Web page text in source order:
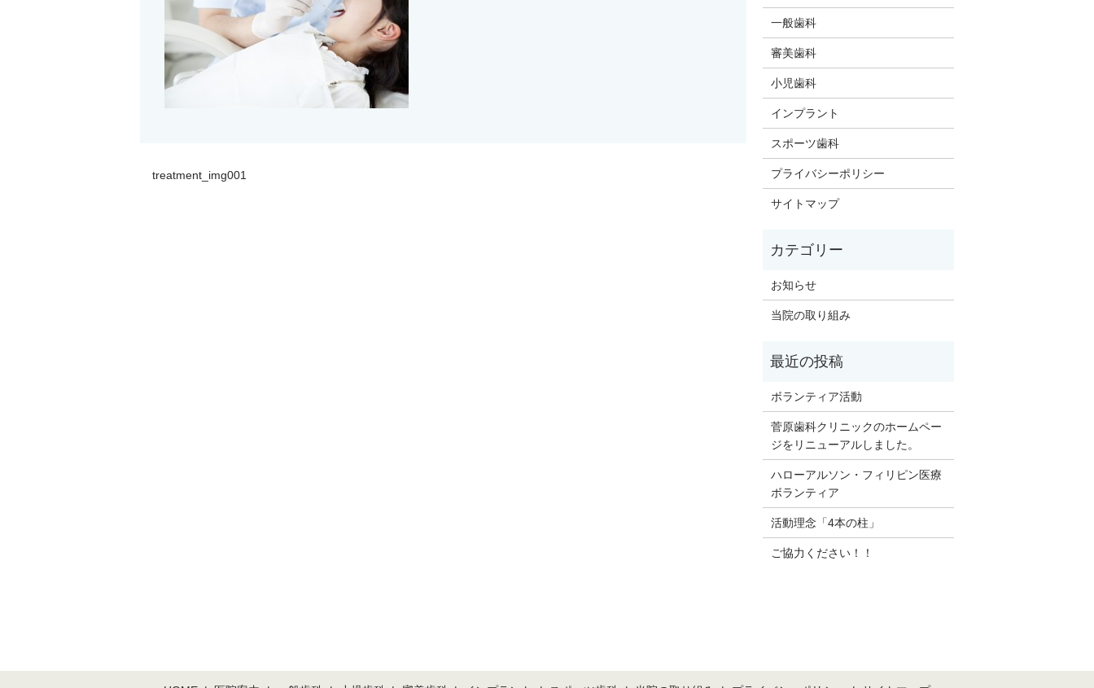
treatment_img001
一般歯科
審美歯科
小児歯科
インプラント
スポーツ歯科
プライバシーポリシー
サイトマップ
お知らせ
当院の取り組み
ボランティア活動
菅原歯科クリニックのホームペー
ジをリニューアルしました。
ハローアルソン・フィリピン医療
ボランティア
活動理念「4本の柱」
ご協力ください！！